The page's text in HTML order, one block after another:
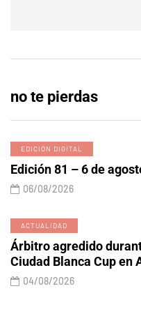
no te pierdas
EDICIÓN DIGITAL
Edición 81 – 6 de
06/08/2026
ACTUALIDAD
Árbitro agredido
Ciudad Blanca Cup en
04/08/2026